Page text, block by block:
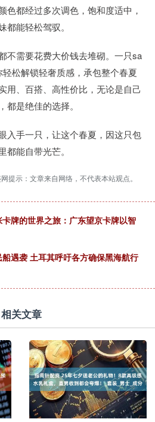
色都经过多次调色，饱和度适中，
能轻松驾驭。
不需要花费大价钱去堆砌。一只sa
松解锁轻奢质感，承包整个春夏
用、百搭、高性价比，无论是自己
都是绝佳的选择。
入手一只，让这个春夏，因这只包
能自带光芒。
提示：文章来自网络，不代表本站观点。
牌的世界之旅：广东望京卡牌以智
遇袭 土耳其呼吁各方确保黑海航行
相关文章